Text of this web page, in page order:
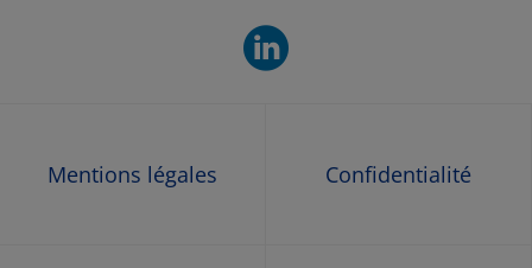
linkedin.
Mentions légales Confidentialité